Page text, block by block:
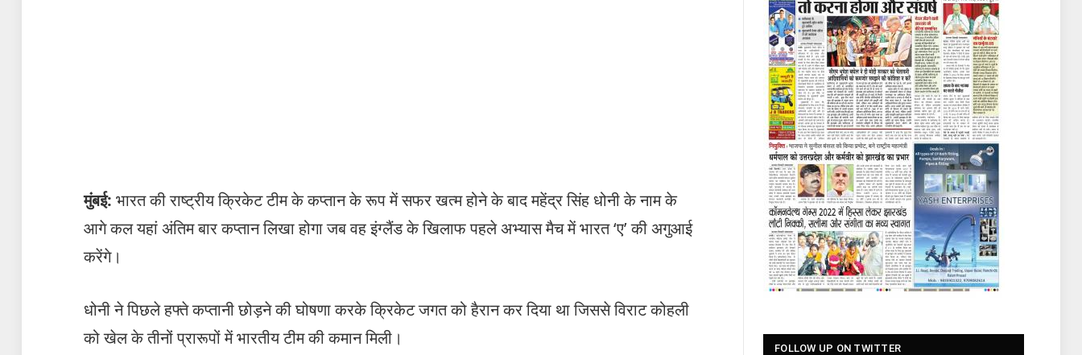
मुंबई: भारत की राष्ट्रीय क्रिकेट टीम के कप्तान के रूप में सफर खत्म होने के बाद महेंद्र सिंह धोनी के नाम के
आगे कल यहां अंतिम बार कप्तान लिखा होगा जब वह इंग्लैंड के खिलाफ पहले अभ्यास मैच में भारत ‘ए’ की अगुआई
करेंगे।
धोनी ने पिछले हफ्ते कप्तानी छोड़ने की घोषणा करके क्रिकेट जगत को हैरान कर दिया था जिससे विराट कोहली
को खेल के तीनों प्रारूपों में भारतीय टीम की कमान मिली।
FOLLOW UP ON TWITTER